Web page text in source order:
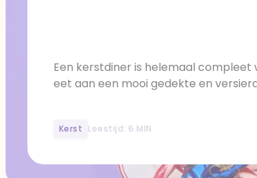
Een kerstdiner is helemaal
eet aan een mooi gedekte en
Kerst Leestijd: 6 MIN